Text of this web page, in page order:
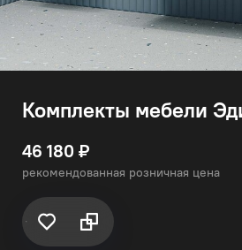
Комплекты мебели
46 180 ₽
рекомендованная розничная цена